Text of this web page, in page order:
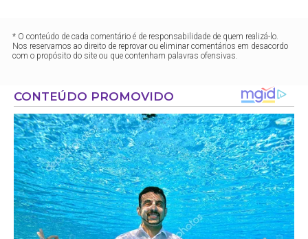
* O conteúdo de cada comentário é de responsabilidade de quem realizá-lo.
Nos reservamos ao direito de reprovar ou eliminar comentários em desacordo
com o propósito do site ou que contenham palavras ofensivas.